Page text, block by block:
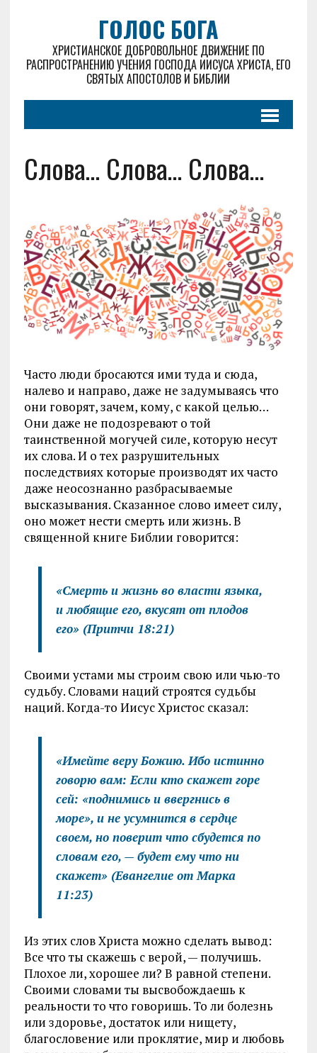
ГОЛОС БОГА
ХРИСТИАНСКОЕ ДОБРОВОЛЬНОЕ ДВИЖЕНИЕ ПО
РАСПРОСТРАНЕНИЮ УЧЕНИЯ ГОСПОДА ИИСУСА ХРИСТА, ЕГО
СВЯТЫХ АПОСТОЛОВ И БИБЛИИ
Слова… Слова… Слова…
Часто люди бросаются ими туда и сюда,
налево и направо, даже не задумываясь что
они говорят, зачем, кому, с какой целью…
Они даже не подозревают о той
таинственной могучей силе, которую несут
их слова. И о тех разрушительных
последствиях которые производят их часто
даже неосознанно разбрасываемые
высказывания. Сказанное слово имеет силу,
оно может нести смерть или жизнь. В
священной книге Библии говорится:
«Смерть и жизнь во власти языка,
и любящие его, вкусят от плодов
его» (Притчи 18:21)
Своими устами мы строим свою или чью-то
судьбу. Словами наций строятся судьбы
наций. Когда-то Иисус Христос сказал:
«Имейте веру Божию. Ибо истинно
говорю вам: Если кто скажет горе
сей: «поднимись и ввергнись в
море», и не усумнится в сердце
своем, но поверит что сбудется по
словам его, — будет ему что ни
скажет» (Евангелие от Марка
11:23)
Из этих слов Христа можно сделать вывод:
Все что ты скажешь с верой, — получишь.
Плохое ли, хорошее ли? В равной степени.
Своими словами ты высвобождаешь к
реальности то что говоришь. То ли болезнь
или здоровье, достаток или нищету,
благословение или проклятие, мир и любовь